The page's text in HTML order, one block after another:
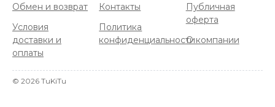
Обмен и возврат
Условия
доставки и
оплаты
Контакты
Политика
конфиденциальности
Публичная
оферта
О компании
© 2026 TuKiTu